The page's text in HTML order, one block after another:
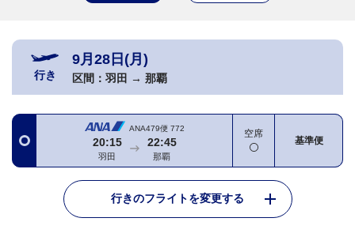
行き
9月28日(月)
区間： 羽田 → 那覇
ANA479便 772
20:15
羽田
22:45
那覇
空席
基準便
行きのフライトを変更する